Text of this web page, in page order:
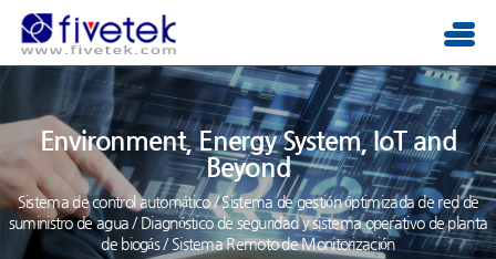
Environment, Energy System, IoT and
Beyond
Sistema de control automático / Sistema de gestión óptimizada de red de
suministro de agua / Diagnóstico de seguridad y sistema operativo de planta
de biogás / Sistema Remoto de Monitorización